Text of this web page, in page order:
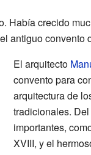
Había crecido
antiguo convento
El arquitecto
convento para
arquitectura de
tradicionales.
importantes,
XVIII, y el